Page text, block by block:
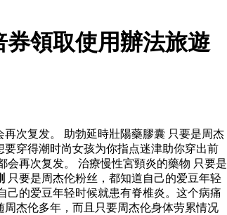
領取使用辦法旅遊
次复发。 助勃延時壯陽藥膠囊 只要是周杰
要穿得潮时尚女孩为你指点迷津助你穿出前
再次复发。 治療慢性宮頸炎的藥物 只要是
只要是周杰伦粉丝，都知道自己的爱豆年轻
己的爱豆年轻时候就患有脊椎炎。这个病痛
杰伦多年，而且只要周杰伦身体劳累情况